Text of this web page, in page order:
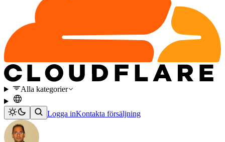
Alla kategorier
Logga inKontakta försäljning